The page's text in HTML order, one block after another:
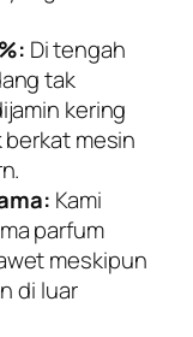
Di tengah
tak
kering
mesin
Kami
parfum
meskipun
di luar